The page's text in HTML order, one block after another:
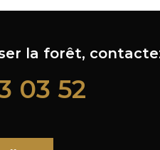
la forêt,
03 52